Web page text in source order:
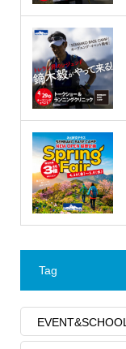
Tag
EVENT&SCHOOL